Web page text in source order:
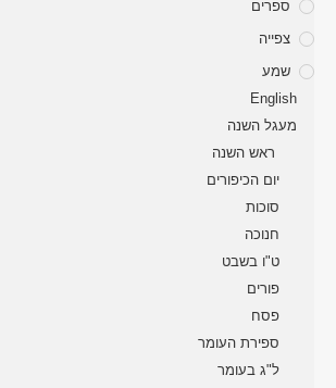
ספרים
צפייה
שמע
English
מעגל השנה
ראש השנה
יום הכיפורים
סוכות
חנוכה
ט"ו בשבט
פורים
פסח
ספירת העומר
ל"ג בעומר